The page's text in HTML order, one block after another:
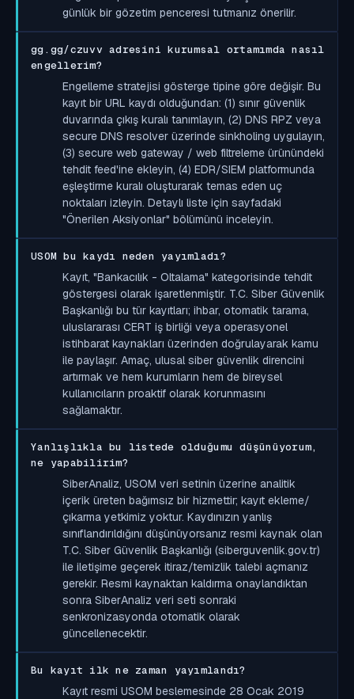
günlük bir gözetim penceresi tutmanız önerilir.
gg.gg/czuvv adresini kurumsal ortamımda nasıl
engellerim?
Engelleme stratejisi gösterge tipine göre değişir. Bu
kayıt bir URL kaydı olduğundan: (1) sınır güvenlik
duvarında çıkış kuralı tanımlayın, (2) DNS RPZ veya
secure DNS resolver üzerinde sinkholing uygulayın,
(3) secure web gateway / web filtreleme ürünündeki
tehdit feed'ine ekleyin, (4) EDR/SIEM platformunda
eşleştirme kuralı oluşturarak temas eden uç
noktaları izleyin. Detaylı liste için sayfadaki
"Önerilen Aksiyonlar" bölümünü inceleyin.
USOM bu kaydı neden yayımladı?
Kayıt, "Bankacılık - Oltalama" kategorisinde tehdit
göstergesi olarak işaretlenmiştir. T.C. Siber Güvenlik
Başkanlığı bu tür kayıtları; ihbar, otomatik tarama,
uluslararası CERT iş birliği veya operasyonel
istihbarat kaynakları üzerinden doğrulayarak kamu
ile paylaşır. Amaç, ulusal siber güvenlik direncini
artırmak ve hem kurumların hem de bireysel
kullanıcıların proaktif olarak korunmasını
sağlamaktır.
Yanlışlıkla bu listede olduğumu düşünüyorum,
ne yapabilirim?
SiberAnaliz, USOM veri setinin üzerine analitik
içerik üreten bağımsız bir hizmettir; kayıt ekleme/
çıkarma yetkimiz yoktur. Kaydınızın yanlış
sınıflandırıldığını düşünüyorsanız resmi kaynak olan
T.C. Siber Güvenlik Başkanlığı (siberguvenlik.gov.tr)
ile iletişime geçerek itiraz/temizlik talebi açmanız
gerekir. Resmi kaynaktan kaldırma onaylandıktan
sonra SiberAnaliz veri seti sonraki
senkronizasyonda otomatik olarak
güncellenecektir.
Bu kayıt ilk ne zaman yayımlandı?
Kayıt resmi USOM beslemesinde 28 Ocak 2019